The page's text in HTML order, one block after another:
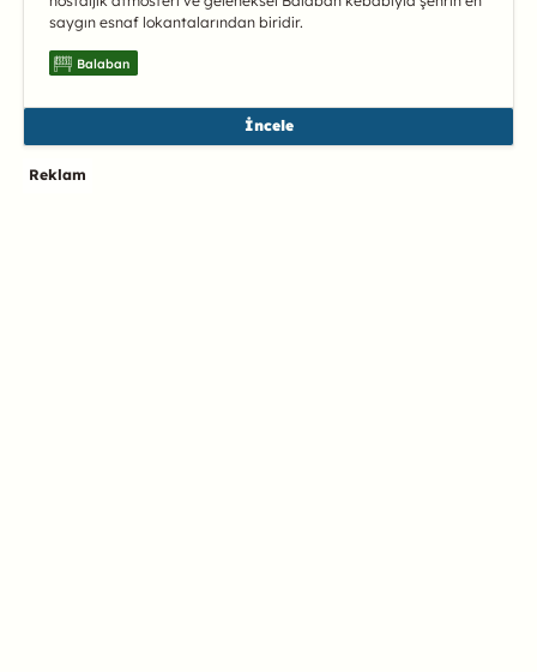
saygın esnaf lokantalarından biridir.
Balaban
İncele
Reklam